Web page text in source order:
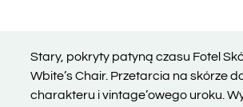
Stary, pokryty patyną czasu Fotel
Wbite’s Chair. Przetarcia na skórze
charakteru i vintage’owego uroku.